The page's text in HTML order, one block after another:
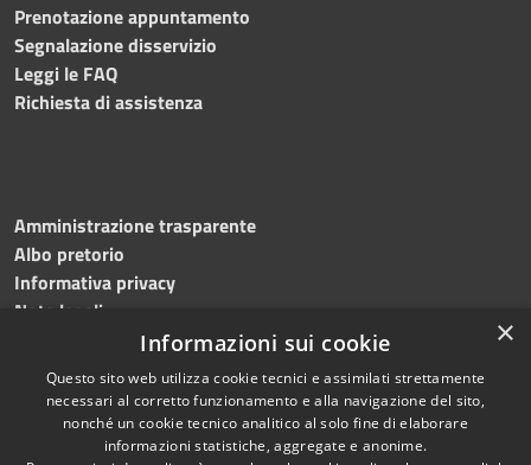
Prenotazione appuntamento
Segnalazione disservizio
Leggi le FAQ
Richiesta di assistenza
Amministrazione trasparente
Albo pretorio
Informativa privacy
Note legali
Dichiarazione di accessibilità
Copyright © 2026 • Comune di
×
Informazioni sui cookie
Questo sito web utilizza cookie tecnici e assimilati strettamente
necessari al corretto funzionamento e alla navigazione del sito,
nonché un cookie tecnico analitico al solo fine di elaborare
informazioni statistiche, aggregate e anonime.